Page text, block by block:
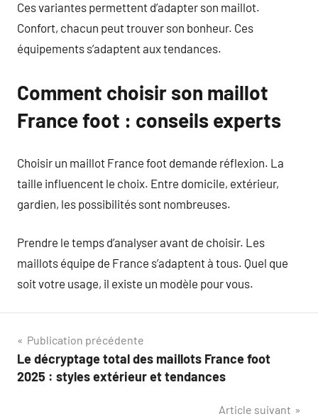
Ces variantes permettent d’adapter son maillot.
Confort, chacun peut trouver son bonheur. Ces
équipements s’adaptent aux tendances.
Comment choisir son maillot
France foot : conseils experts
Choisir un maillot France foot demande réflexion. La
taille influencent le choix. Entre domicile, extérieur,
gardien, les possibilités sont nombreuses.
Prendre le temps d’analyser avant de choisir. Les
maillots équipe de France s’adaptent à tous. Quel que
soit votre usage, il existe un modèle pour vous.
Navigation
de
Publication précédente
Le décryptage total des maillots France foot
2025 : styles extérieur et tendances
Article suivant